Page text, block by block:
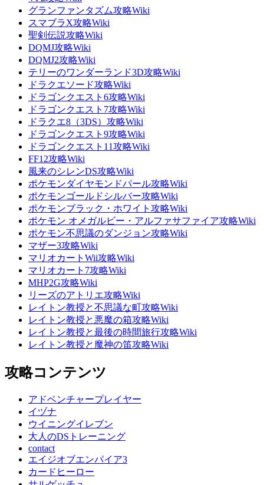
グランファンタズム攻略Wiki
スマブラX攻略Wiki
聖剣伝説攻略Wiki
DQMJ攻略Wiki
DQMJ2攻略Wiki
テリーのワンダーランド3D攻略Wiki
ドラクエソード攻略Wiki
ドラゴンクエスト6攻略Wiki
ドラゴンクエスト7攻略Wiki
ドラクエ8（3DS）攻略Wiki
ドラゴンクエスト9攻略Wiki
ドラゴンクエスト11攻略Wiki
FF12攻略Wiki
風来のシレンDS攻略Wiki
ポケモンダイヤモンドパール攻略Wiki
ポケモンゴールドシルバー攻略Wiki
ポケモンブラック・ホワイト攻略Wiki
ポケモン オメガルビー・アルファサファイア攻略Wiki
ポケモン不思議のダンジョン攻略Wiki
マザー3攻略Wiki
マリオカートWii攻略Wiki
マリオカート7攻略Wiki
MHP2G攻略Wiki
リーズのアトリエ攻略Wiki
レイトン教授と不思議な町攻略Wiki
レイトン教授と悪魔の箱攻略Wiki
レイトン教授と最後の時間旅行攻略Wiki
レイトン教授と魔神の笛攻略Wiki
攻略コンテンツ
アドベンチャープレイヤー
イヅナ
ウイニングイレブン
大人のDSトレーニング
contact
エイジオブエンパイア3
カードヒーロー